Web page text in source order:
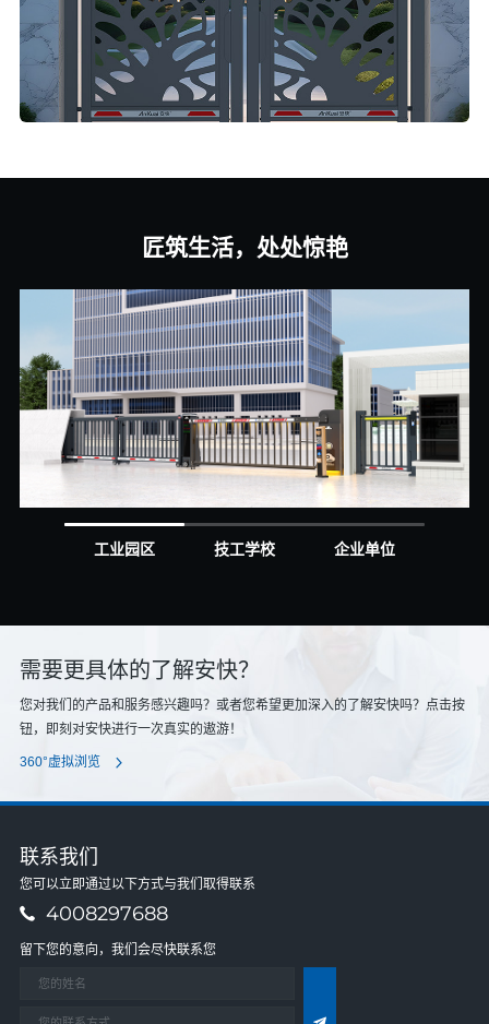
匠筑生活，处处惊艳
工业园区 技工学校 企业单位
需要更具体的了解安快？
您对我们的产品和服务感兴趣吗？或者您希望更加深入的了解安快吗？点击按
钮，即刻对安快进行一次真实的遨游！
360°虚拟浏览
联系我们
您可以立即通过以下方式与我们取得联系
4008297688
留下您的意向，我们会尽快联系您